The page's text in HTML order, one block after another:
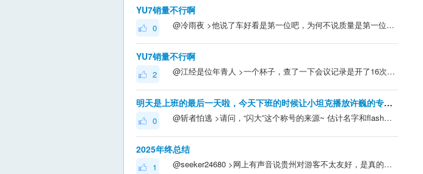
YU7销量不行啊
0 @冷雨夜 >他说了车好看是第一位吧，为何不说质量是第一位呢。小米为何销量不行，很多黄牛栽了，就是事故出的太多了。还有采访的时候被问怎么看待小米粉丝，雷布斯直接回答让他们成为脑残粉。 小米的争议核心在于:有人认为雷军嘴里跑火车，吹牛撒谎成性；米粉认为雷军...
YU7销量不行啊
2 @江经是位年青人 >一个杯子，查了一下会议记录是开了16次会议，不是15次！！！ 哈哈，雷总的销售策略，开了个玩笑而已
明天是上班的最后一天啦，今天下班的时候让小坦克播放许巍的专辑 ：）
0 @斩者怕逃 >请问，“闪大”这个称号的来源~ 估计名字和flash很像
2025年终总结
1 @seeker24680 >网上有声音说贵州对游客不太友好，是真的吗 我前些年去的时候感觉挺好的